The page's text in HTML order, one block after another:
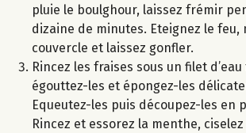
pluie le boulghour, laissez frémir
dizaine de minutes. Eteignez le feu,
couvercle et laissez gonfler.
Rincez les fraises sous un filet
égouttez-les et épongez-les
Equeutez-les puis découpez-les en
Rincez et essorez la menthe,